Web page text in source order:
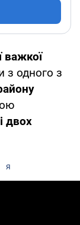
важкої
з одного з
і двох